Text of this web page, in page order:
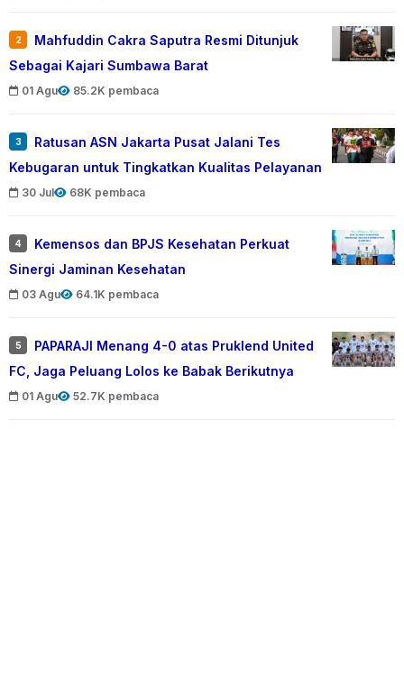
2
Mahfuddin Cakra Saputra Resmi Ditunjuk
Sebagai Kajari Sumbawa Barat
01 Agu 85.2K pembaca
3
Ratusan ASN Jakarta Pusat Jalani Tes
Kebugaran untuk Tingkatkan Kualitas Pelayanan
30 Jul 68K pembaca
4
Kemensos dan BPJS Kesehatan Perkuat
Sinergi Jaminan Kesehatan
03 Agu 64.1K pembaca
5
PAPARAJI Menang 4-0 atas Pruklend United
FC, Jaga Peluang Lolos ke Babak Berikutnya
01 Agu 52.7K pembaca